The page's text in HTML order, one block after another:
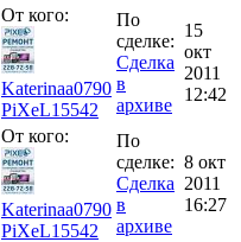
От кого:
Katerinaa0790
PiXeL15542
По
сделке:
Сделка
в
архиве
15
окт
2011
12:42
От кого:
Katerinaa0790
PiXeL15542
По
сделке:
Сделка
в
архиве
8 окт
2011
16:27